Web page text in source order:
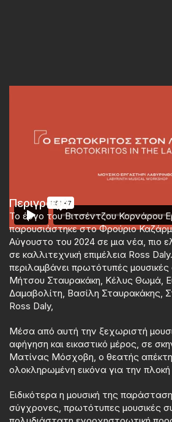
Περιγραφή
Το έργο του Βιτσέντζου Κορνάρου
παρουσιάστηκε στο Φρούριο
Αύγουστο του 2024 σε μια νέα, πιο
σε καλλιτεχνική επιμέλεια Ross
περιλαμβάνει πρωτότυπές
Μήτσου Σταυρακάκη, Κέλυς Θωμά,
Δαμαβολίτη, Βασίλη Σταυρακάκης,
Ross Daly,
Μέσα από αυτή την ξεχωριστή
αφήγηση και εικαστικό μέρος, σε
Ματίνας Μόσχοβη, ο θεατής
ολοκληρωμένη εικόνα για την πλοκή
Ειδικότερα η μουσική της
σύγχρονες, πρωτότυπες μουσικές